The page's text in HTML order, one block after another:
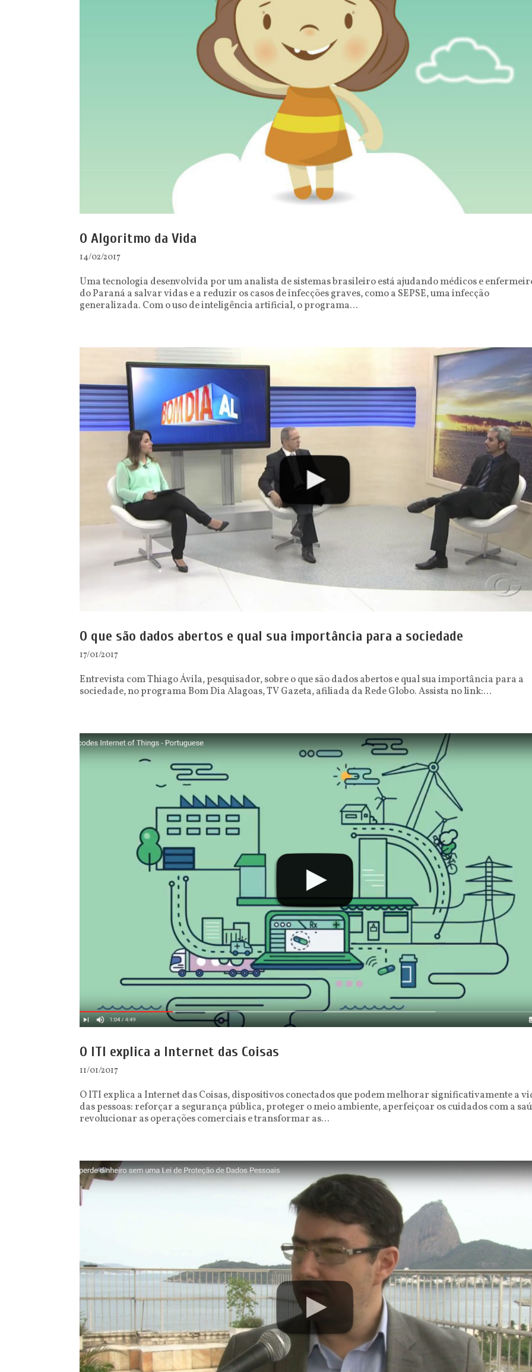
O Algoritmo da Vida
14/02/2017
Uma tecnologia desenvolvida por um analista de sistemas brasileiro está ajudando médicos e
do Paraná a salvar vidas e a reduzir os casos de infecções graves, como a SEPSE, uma infecção
generalizada. Com o uso de inteligência artificial, o programa...
O que são dados abertos e qual sua importância para a sociedade
17/01/2017
Entrevista com Thiago Ávila, pesquisador, sobre o que são dados abertos e qual sua importância para a
sociedade, no programa Bom Dia Alagoas, TV Gazeta, afiliada da Rede Globo. Assista no link:...
O ITI explica a Internet das Coisas
11/01/2017
O ITI explica a Internet das Coisas, dispositivos conectados que podem melhorar significativamente a
das pessoas: reforçar a segurança pública, proteger o meio ambiente, aperfeiçoar os cuidados com a
revolucionar as operações comerciais e transformar as...